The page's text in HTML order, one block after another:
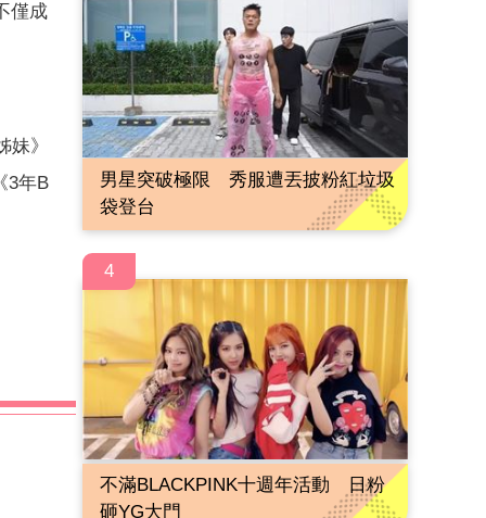
僅成
妹》
3年B
男星突破極限 秀服遭丟披粉紅垃圾
袋登台
4
不滿BLACKPINK十週年活動 日粉
砸YG大門